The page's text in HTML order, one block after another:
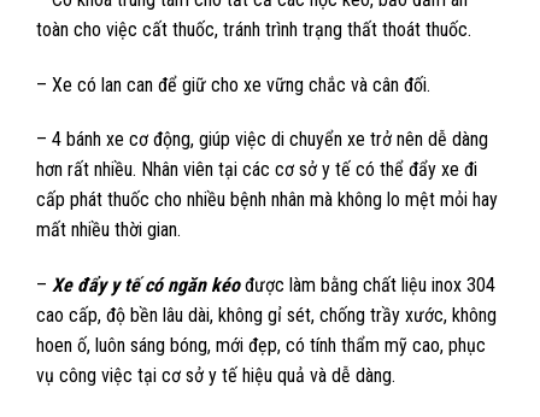
toàn cho việc cất thuốc, tránh trình trạng thất thoát thuốc.
– Xe có lan can để giữ cho xe vững chắc và cân đối.
– 4 bánh xe cơ động, giúp việc di chuyển xe trở nên dễ dàng
hơn rất nhiều. Nhân viên tại các cơ sở y tế có thể đẩy xe đi
cấp phát thuốc cho nhiều bệnh nhân mà không lo mệt mỏi hay
mất nhiều thời gian.
– Xe đẩy y tế có ngăn kéođược làm bằng chất liệu inox 304
cao cấp, độ bền lâu dài, không gỉ sét, chống trầy xước, không
hoen ố, luôn sáng bóng, mới đẹp, có tính thẩm mỹ cao, phục
vụ công việc tại cơ sở y tế hiệu quả và dễ dàng.